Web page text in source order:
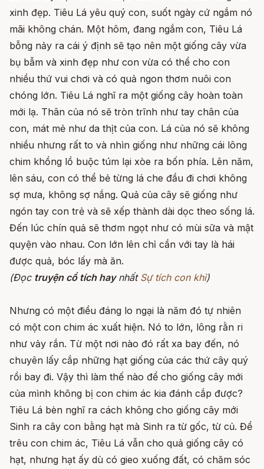
xinh đẹp. Tiêu Lá yêu quý con, suốt ngày cứ ngắm nó
mãi không chán. Một hôm, đang ngắm con, Tiêu Lá
bỗng nảy ra cái ý định sẽ tạo nên một giống cây vừa
bụ bẫm và xinh đẹp như con vừa có thể cho con
nhiều thứ vui chơi và có quả ngon thơm nuôi con
chóng lớn. Tiêu Lá nghĩ ra một giống cây hoàn toàn
mới lạ. Thân của nó sẽ tròn trĩnh như tay chân của
con, mát mẻ như da thịt của con. Lá của nó sẽ không
nhiều nhưng rất to và nhìn giống như những cái lông
chim khổng lồ buộc túm lại xòe ra bốn phía. Lên năm,
lên sáu, con có thể bẻ từng lá che đầu đi chơi không
sợ mưa, không sợ nắng. Quả của cây sẽ giống như
ngón tay con trẻ và sẽ xếp thành dài dọc theo sống lá.
Đến lúc chín quả sẽ thơm ngọt như có mùi sữa và mật
quyện vào nhau. Con lớn lên chỉ cần với tay là hái
được quả, bóc lấy mà ăn.
(Đọc truyện cổ tích haynhất Sự tích con khỉ)
Nhưng có một điều đáng lo ngại là năm đó tự nhiên
có một con chim ác xuất hiện. Nó to lớn, lông rằn ri
như vảy rắn. Từ một nơi nào đó rất xa bay đến, nó
chuyên lấy cắp những hạt giống của các thứ cây quý
rồi bay đi. Vậy thì làm thế nào để cho giống cây mới
của mình không bị con chim ác kia đánh cắp được?
Tiêu Lá bèn nghĩ ra cách không cho giống cây mới
Sinh ra cây con bằng hạt mà Sinh ra từ gốc, từ củ. Để
trêu con chim ác, Tiêu Lá vẫn cho quả giống cây có
hạt, nhưng hạt ấy dù có gieo xuống đất, có chăm sóc